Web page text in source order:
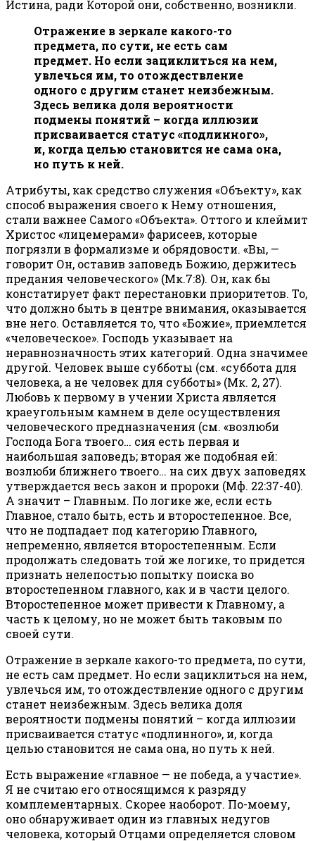
Истина, ради Которой они, собственно, возникли.
Отражение в зеркале какого-то
предмета, по сути, не есть сам
предмет. Но если зациклиться на нем,
увлечься им, то отождествление
одного с другим станет неизбежным.
Здесь велика доля вероятности
подмены понятий – когда иллюзии
присваивается статус «подлинного»,
и, когда целью становится не сама она,
но путь к ней.
Атрибуты, как средство служения «Объекту», как
способ выражения своего к Нему отношения,
стали важнее Самого «Объекта». Оттого и клеймит
Христос «лицемерами» фарисеев, которые
погрязли в формализме и обрядовости. «Вы, —
говорит Он, оставив заповедь Божию, держитесь
предания человеческого» (Мк.7:8). Он, как бы
констатирует факт перестановки приоритетов. То,
что должно быть в центре внимания, оказывается
вне него. Оставляется то, что «Божие», приемлется
«человеческое». Господь указывает на
неравнозначность этих категорий. Одна значимее
другой. Человек выше субботы (см. «суббота для
человека, а не человек для субботы» (Мк. 2, 27).
Любовь к первому в учении Христа является
краеугольным камнем в деле осуществления
человеческого предназначения (см. «возлюби
Господа Бога твоего… сия есть первая и
наибольшая заповедь; вторая же подобная ей:
возлюби ближнего твоего… на сих двух заповедях
утверждается весь закон и пророки (Мф. 22:37-40).
А значит – Главным. По логике же, если есть
Главное, стало быть, есть и второстепенное. Все,
что не подпадает под категорию Главного,
непременно, является второстепенным. Если
продолжать следовать той же логике, то придется
признать нелепостью попытку поиска во
второстепенном главного, как и в части целого.
Второстепенное может привести к Главному, а
часть к целому, но не может быть таковым по
своей сути.
Отражение в зеркале какого-то предмета, по сути,
не есть сам предмет. Но если зациклиться на нем,
увлечься им, то отождествление одного с другим
станет неизбежным. Здесь велика доля
вероятности подмены понятий – когда иллюзии
присваивается статус «подлинного», и, когда
целью становится не сама она, но путь к ней.
Есть выражение «главное — не победа, а участие».
Я не считаю его относящимся к разряду
комплементарных. Скорее наоборот. По-моему,
оно обнаруживает один из главных недугов
человека, который Отцами определяется словом